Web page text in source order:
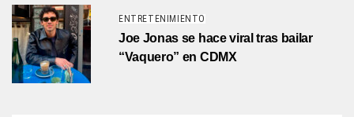
ENTRETENIMIENTO
Joe Jonas se hace viral tras bailar
“Vaquero” en CDMX